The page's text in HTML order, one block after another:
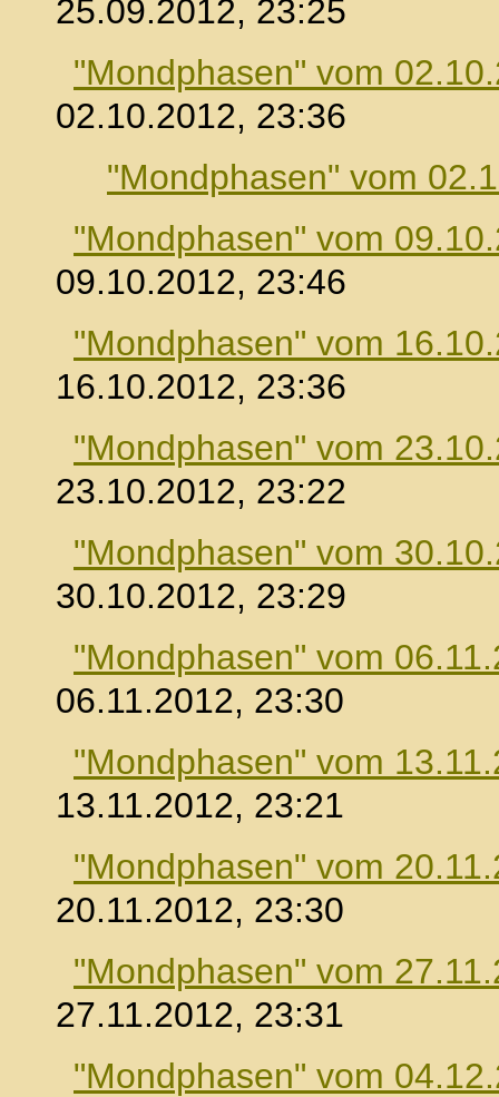
25.09.2012, 23:25
"Mondphasen" vom
02.10.2012, 23:36
"Mondphasen" vom
"Mondphasen" vom
09.10.2012, 23:46
"Mondphasen" vom
16.10.2012, 23:36
"Mondphasen" vom
23.10.2012, 23:22
"Mondphasen" vom
30.10.2012, 23:29
"Mondphasen" vom
06.11.2012, 23:30
"Mondphasen" vom
13.11.2012, 23:21
"Mondphasen" vom
20.11.2012, 23:30
"Mondphasen" vom
27.11.2012, 23:31
"Mondphasen" vom